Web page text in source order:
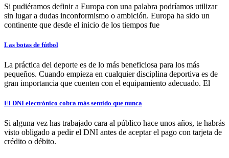
Si pudiéramos definir a Europa con una palabra podríamos utilizar
sin lugar a dudas inconformismo o ambición. Europa ha sido un
continente que desde el inicio de los tiempos fue
Las botas de fútbol
La práctica del deporte es de lo más beneficiosa para los más
pequeños. Cuando empieza en cualquier disciplina deportiva es de
gran importancia que cuenten con el equipamiento adecuado. El
El DNI electrónico cobra más sentido que nunca
Si alguna vez has trabajado cara al público hace unos años, te habrás
visto obligado a pedir el DNI antes de aceptar el pago con tarjeta de
crédito o débito.